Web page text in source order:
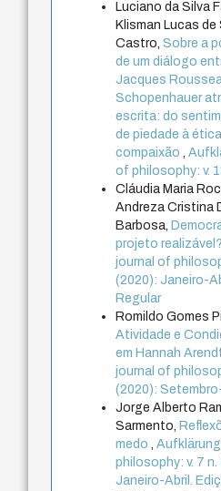
Luciano da Silva
Klisman Lucas
Castro,Sobre a
de um diálogo
Jacques
Schopenhauer
escrita: do
de piedade à
compaixão,
of philosophy: v.
Cláudia Maria
Andreza Cristina
Barbosa,
projeto
journal of
(2020): Janeiro-
Regular
Romildo Gomes
Atividade e
em Hannah
journal of
(2020):
Jorge Alberto
Sarmento,
medo,
philosophy: v. 7 n.
Janeiro-Abril.